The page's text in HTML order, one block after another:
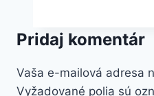
prečo
tento
Pridaj komentár
Vaša e-mailová adresa
Vyžadované polia sú